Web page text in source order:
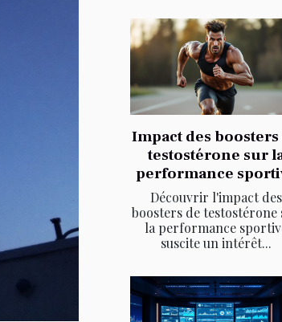
Impact des boosters
testostérone sur
performance
Découvrir l'impact des
boosters de testostérone
la performance
suscite un intérêt...